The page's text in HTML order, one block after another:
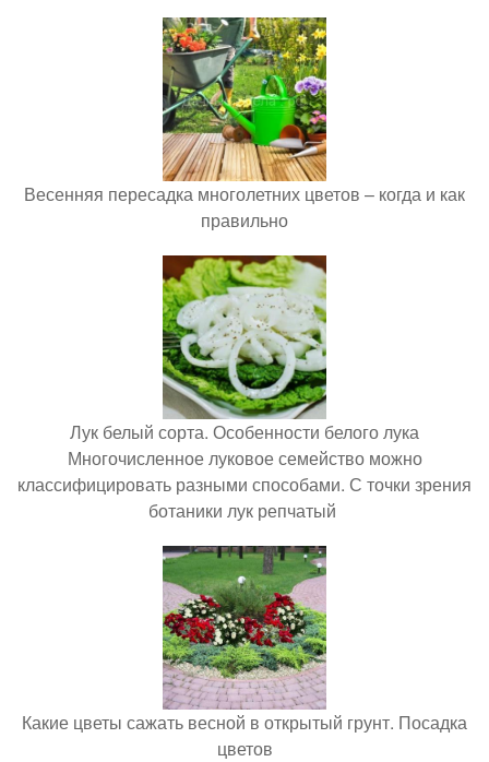
Весенняя пересадка многолетних цветов – когда и как
правильно
Лук белый сорта. Особенности белого лука
Многочисленное луковое семейство можно
классифицировать разными способами. С точки зрения
ботаники лук репчатый
Какие цветы сажать весной в открытый грунт. Посадка
цветов